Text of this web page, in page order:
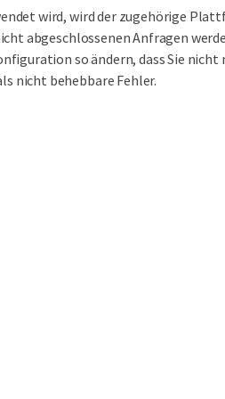
wird, wird der zugehörige
abgeschlossenen Anfragen
so ändern, dass Sie nicht
nicht behebbare Fehler.